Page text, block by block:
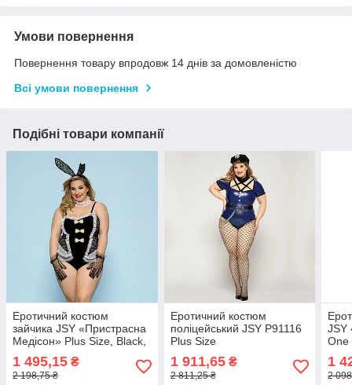
Умови повернення
Повернення товару впродовж 14 днів за домовленістю
Всі умови повернення
Подібні товари компанії
Еротичний костюм
зайчика JSY «Пристрасна
Медісон» Plus Size, Black,
хвіст, чокер
1 495,15 ₴
2 198,75 ₴
Еротичний костюм
поліцейський JSY P91116
Plus Size
1 911,65₴
2 811,25 ₴
JSY
One
1
2